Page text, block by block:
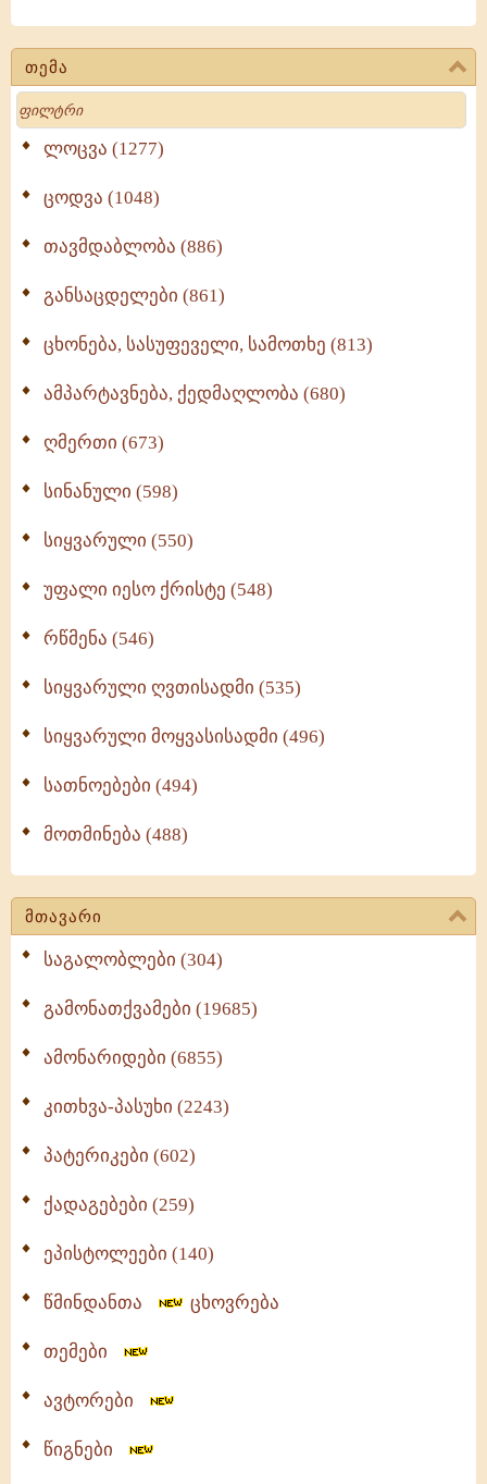
თემა
Search
ლოცვა (1277)
ცოდვა (1048)
თავმდაბლობა (886)
განსაცდელები (861)
ცხონება, სასუფეველი, სამოთხე (813)
ამპარტავნება, ქედმაღლობა (680)
ღმერთი (673)
სინანული (598)
სიყვარული (550)
უფალი იესო ქრისტე (548)
რწმენა (546)
სიყვარული ღვთისადმი (535)
სიყვარული მოყვასისადმი (496)
სათნოებები (494)
მოთმინება (488)
მთავარი
საგალობლები (304)
გამონათქვამები (19685)
ამონარიდები (6855)
კითხვა-პასუხი (2243)
პატერიკები (602)
ქადაგებები (259)
ეპისტოლეები (140)
წმინდანთა ცხოვრება
თემები
ავტორები
წიგნები